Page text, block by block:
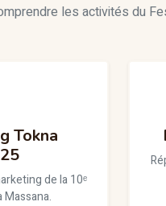
les activités du
Tokna
de la 10ᵉ